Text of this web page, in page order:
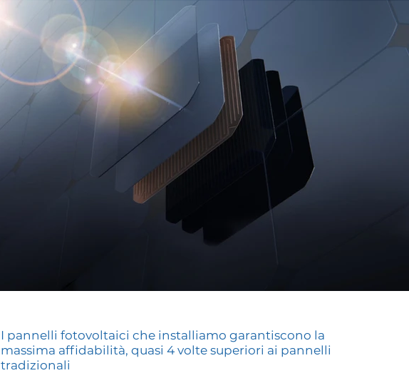
I pannelli fotovoltaici che installiamo garantiscono la
massima affidabilità, quasi 4 volte superiori ai pannelli
tradizionali